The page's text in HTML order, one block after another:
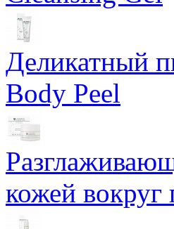
Деликатный
Body Peel
кожей вокруг